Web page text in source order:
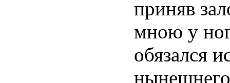
приняв
мною у
обязался